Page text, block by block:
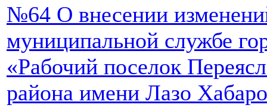
№64 О внесении
муниципальной службе
«Рабочий поселок
района имени Лазо